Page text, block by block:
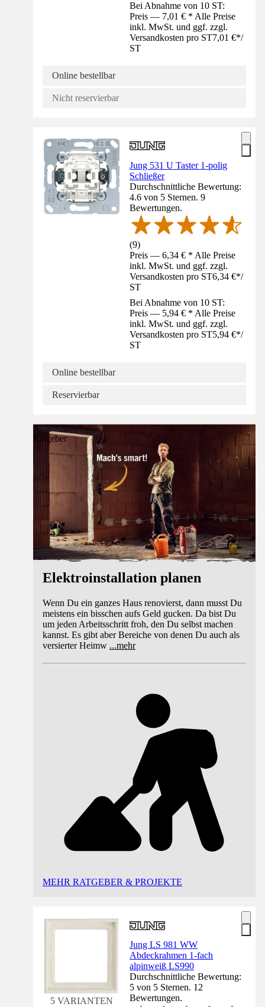
Bei Abnahme von 10 ST:
Preis — 7,01 € * Alle Preise
inkl. MwSt. und ggf. zzgl.
Versandkosten pro ST7,01 €*/
ST
Online bestellbar
Nicht reservierbar
Jung 531 U Taster 1-polig
Schließer
Durchschnittliche Bewertung:
4.6 von 5 Sternen. 9
Bewertungen.
(9)
Preis — 6,34 € * Alle Preise
inkl. MwSt. und ggf. zzgl.
Versandkosten pro ST6,34 €*/
ST
Bei Abnahme von 10 ST:
Preis — 5,94 € * Alle Preise
inkl. MwSt. und ggf. zzgl.
Versandkosten pro ST5,94 €*/
ST
Online bestellbar
Reservierbar
Ratgeber
Elektroinstallation planen
Wenn Du ein ganzes Haus renovierst, dann musst Du
meistens ein bisschen aufs Geld gucken. Da bist Du
um jeden Arbeitsschritt froh, den Du selbst machen
kannst. Es gibt aber Bereiche von denen Du auch als
versierter Heimw ...mehr
MEHR RATGEBER & PROJEKTE
5 VARIANTEN
Jung LS 981 WW
Abdeckrahmen 1-fach
alpinweiß LS990
Durchschnittliche Bewertung:
5 von 5 Sternen. 12
Bewertungen.